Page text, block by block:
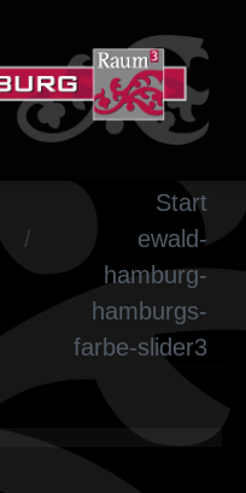
Sie befinden sich hier:Start
ewald-
hamburg-
hamburgs-
farbe-slider3